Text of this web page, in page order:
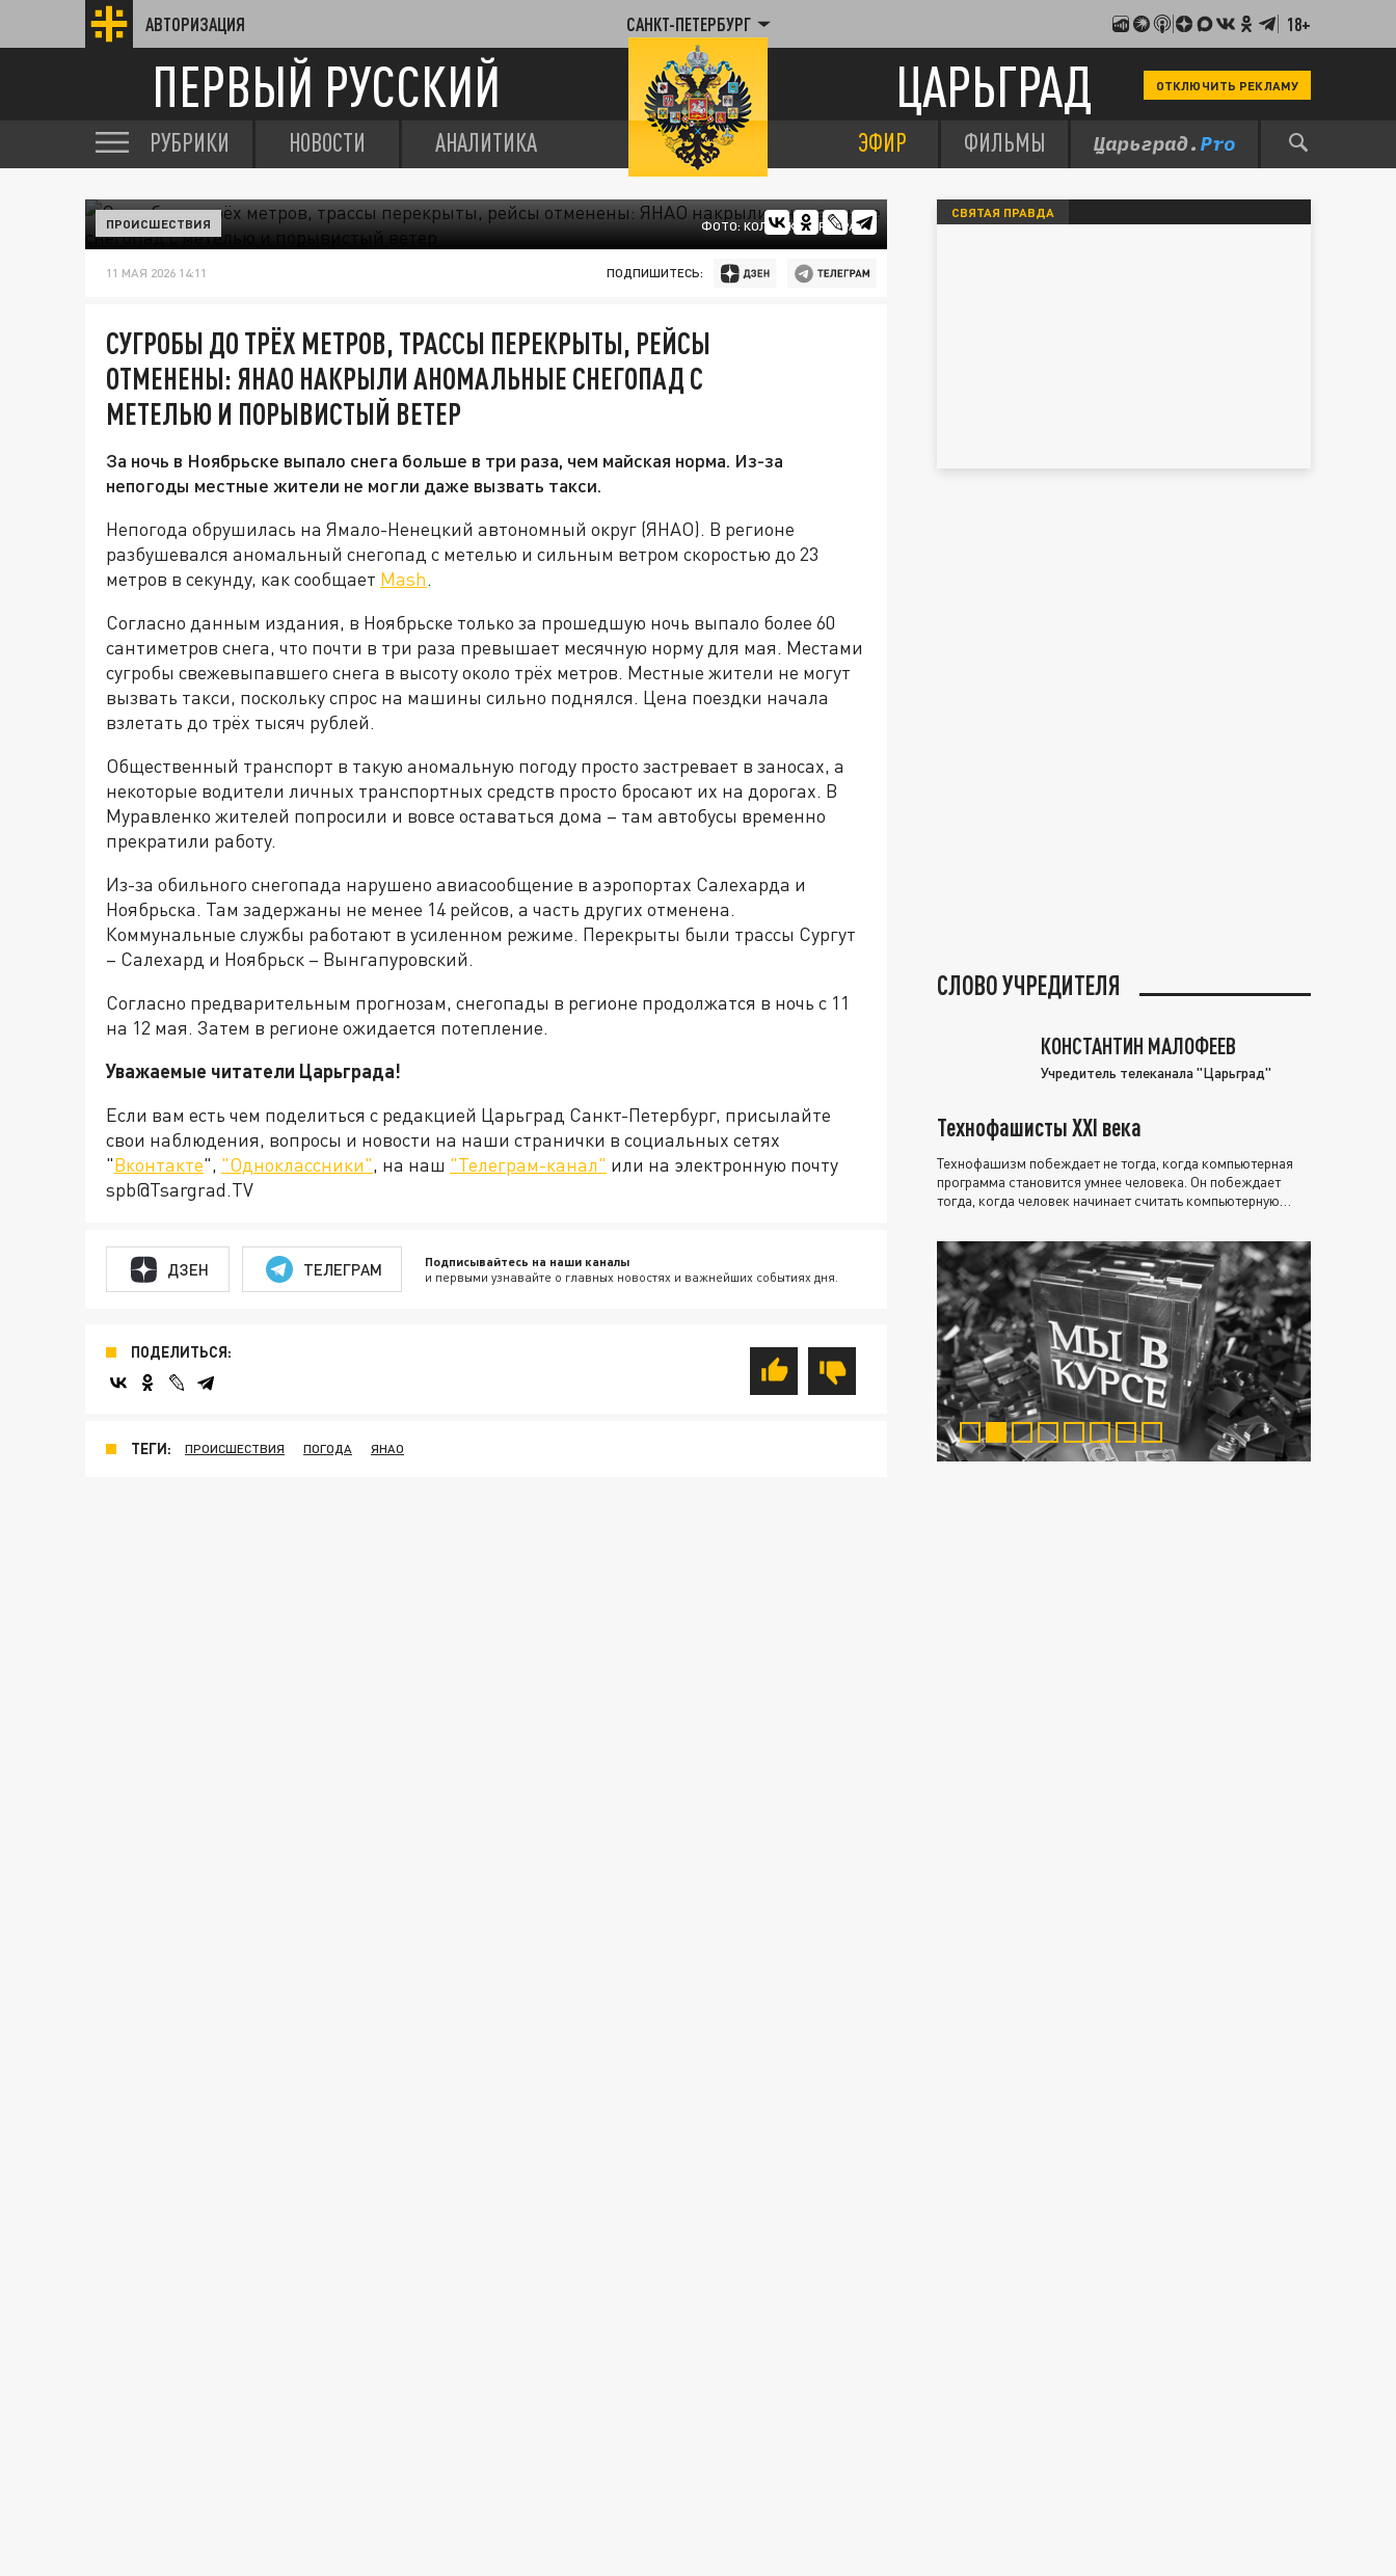
АВТОРИЗАЦИЯ САНКТ-ПЕТЕРБУРГ 18+
ПЕРВЫЙ РУССКИЙ ЦАРЬГРАД ОТКЛЮЧИТЬ РЕКЛАМУ
РУБРИКИ НОВОСТИ АНАЛИТИКА ЭФИР ФИЛЬМЫ
ФОТО: КОЛЛАЖ/ЦАРЬГРАД
ПРОИСШЕСТВИЯ
11 МАЯ 2026 14:11 ПОДПИШИТЕСЬ:
СУГРОБЫ ДО ТРЁХ МЕТРОВ, ТРАССЫ ПЕРЕКРЫТЫ, РЕЙСЫ
ОТМЕНЕНЫ: ЯНАО НАКРЫЛИ АНОМАЛЬНЫЕ СНЕГОПАД С
МЕТЕЛЬЮ И ПОРЫВИСТЫЙ ВЕТЕР
За ночь в Ноябрьске выпало снега больше в три раза, чем майская норма. Из-за
непогоды местные жители не могли даже вызвать такси.
Непогода обрушилась на Ямало-Ненецкий автономный округ (ЯНАО). В регионе
разбушевался аномальный снегопад с метелью и сильным ветром скоростью до 23
метров в секунду, как сообщает Mash.
Согласно данным издания, в Ноябрьске только за прошедшую ночь выпало более 60
сантиметров снега, что почти в три раза превышает месячную норму для мая. Местами
сугробы свежевыпавшего снега в высоту около трёх метров. Местные жители не могут
вызвать такси, поскольку спрос на машины сильно поднялся. Цена поездки начала
взлетать до трёх тысяч рублей.
Общественный транспорт в такую аномальную погоду просто застревает в заносах, а
некоторые водители личных транспортных средств просто бросают их на дорогах. В
Муравленко жителей попросили и вовсе оставаться дома – там автобусы временно
прекратили работу.
Из-за обильного снегопада нарушено авиасообщение в аэропортах Салехарда и
Ноябрьска. Там задержаны не менее 14 рейсов, а часть других отменена.
Коммунальные службы работают в усиленном режиме. Перекрыты были трассы Сургут
– Салехард и Ноябрьск – Вынгапуровский.
Согласно предварительным прогнозам, снегопады в регионе продолжатся в ночь с 11
на 12 мая. Затем в регионе ожидается потепление.
Уважаемые читатели Царьграда!
Если вам есть чем поделиться с редакцией Царьград Санкт-Петербург, присылайте
свои наблюдения, вопросы и новости на наши странички в социальных сетях
"Вконтакте", "Одноклассники", на наш "Телеграм-канал" или на электронную почту
spb@Tsargrad.TV
ДЗЕН ТЕЛЕГРАМ Подписывайтесь на наши каналы
и первыми узнавайте о главных новостях и важнейших событиях дня.
ПОДЕЛИТЬСЯ:
ТЕГИ: ПРОИСШЕСТВИЯ ПОГОДА ЯНАО
СВЯТАЯ ПРАВДА
СЛОВО УЧРЕДИТЕЛЯ
КОНСТАНТИН МАЛОФЕЕВ
Учредитель телеканала "Царьград"
Технофашисты XXI века
Технофашизм побеждает не тогда, когда компьютерная
программа становится умнее человека. Он побеждает
тогда, когда человек начинает считать компьютерную